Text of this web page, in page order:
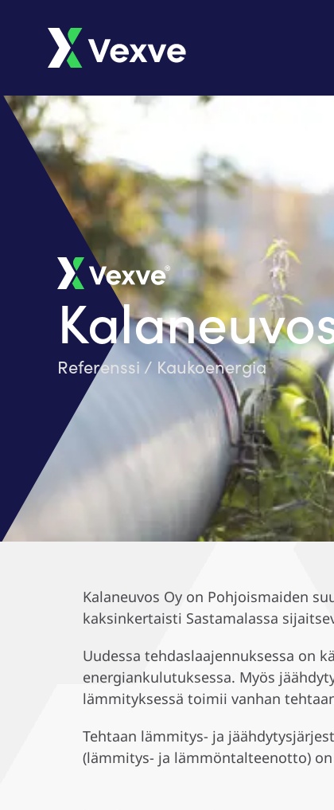
Referenssi / Kaukoenergia
Kalaneuvos Oy on Pohjoismaiden
kaksinkertaisti Sastamalassa
Uudessa tehdaslaajennuksessa on
energiankulutuksessa. Myös
lämmityksessä toimii vanhan
Tehtaan lämmitys- ja
(lämmitys- ja lämmöntalteenotto)